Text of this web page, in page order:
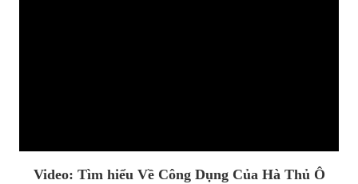
Video: Tìm hiểu Về Công Dụng Của Hà Thủ Ô